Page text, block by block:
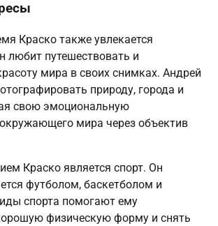
Краско также увлекается
любит путешествовать и
мира в своих снимках. Андрей
природу, города и
свою эмоциональную
мира через объектив
Краско является спорт. Он
футболом, баскетболом и
спорта помогают ему
физическую форму и снять